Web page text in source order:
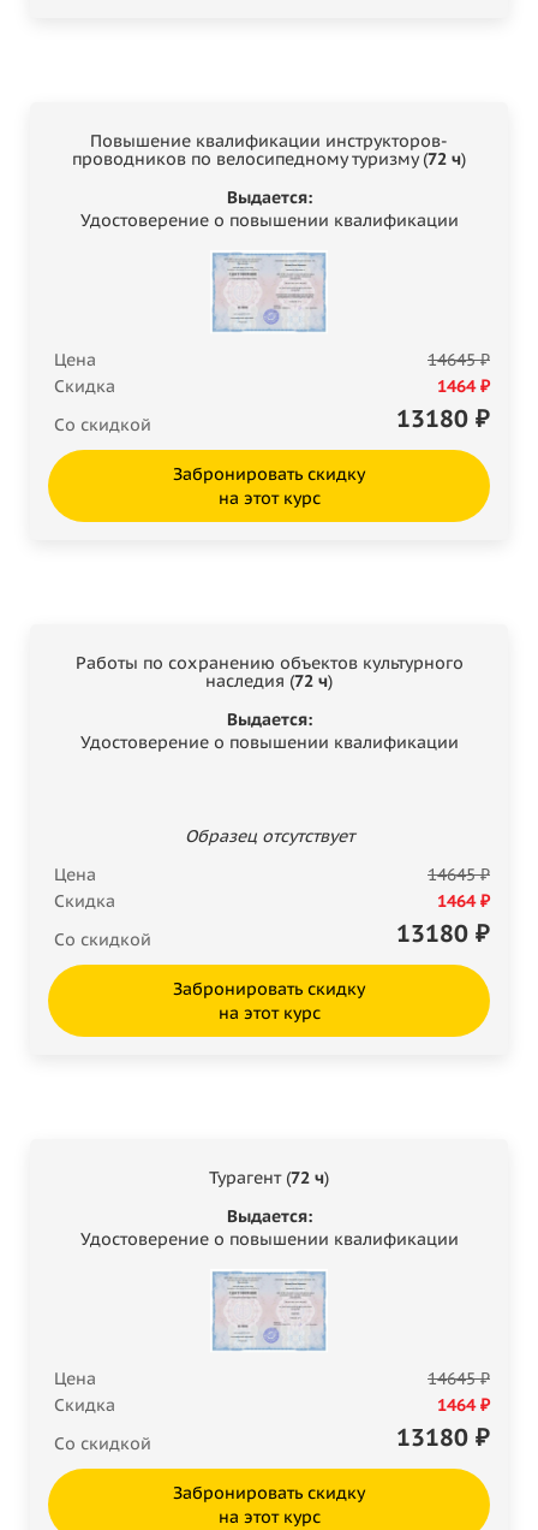
Повышение квалификации инструкторов-
проводников по велосипедному туризму (72 ч)
Выдается:
Удостоверение о повышении квалификации
Цена
14645 ₽
Скидка
1464 ₽
Со скидкой
13180 ₽
Забронировать скидку
на этот курс
Работы по сохранению объектов культурного
наследия (72 ч)
Выдается:
Удостоверение о повышении квалификации
Образец отсутствует
Цена
14645 ₽
Скидка
1464 ₽
Со скидкой
13180 ₽
Забронировать скидку
на этот курс
Турагент (72 ч)
Выдается:
Удостоверение о повышении квалификации
Цена
14645 ₽
Скидка
1464 ₽
Со скидкой
13180 ₽
Забронировать скидку
на этот курс